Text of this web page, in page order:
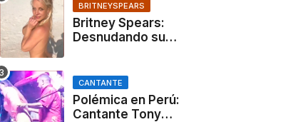
BRITNEYSPEARS
Britney Spears:
Desnudando su
CANTANTE
Polémica en Perú:
Cantante Tony